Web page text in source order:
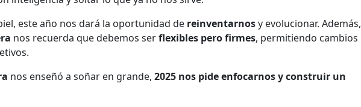
este año nos dará la oportunidad de reinventarnosy evolucionar. Además,
nos recuerda que debemos serflexibles pero firmes, permitiendo cambios
nos enseñó a soñar en grande, 2025 nos pide enfocarnos y construir un